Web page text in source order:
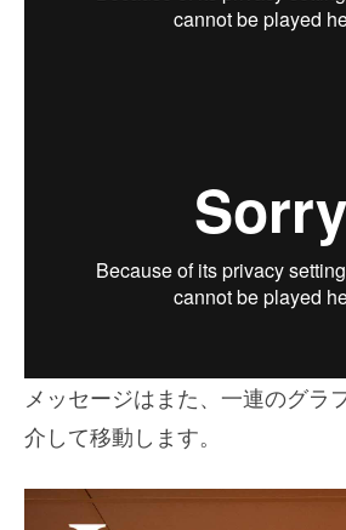
メッセージはまた、一連のグラ
介して移動します。